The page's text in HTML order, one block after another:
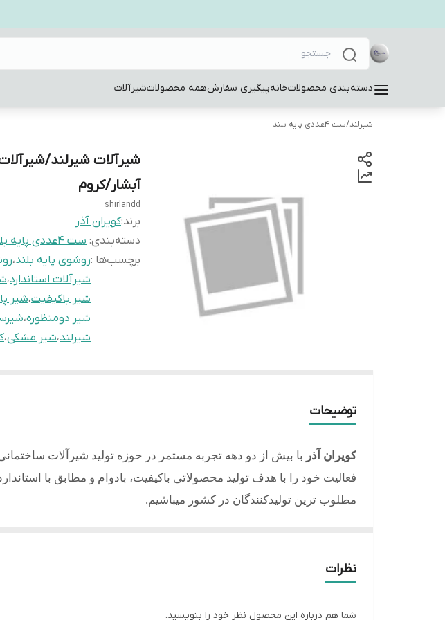
دسته‌بندی محصولاتخانهپیگیری سفارشهمه محصولاتشیرآلات
شیرلند/ست 4عددی پایه بلند
آبشار/کروم
shirlandd
برند:کویران آذر
دسته‌بندی: ست 4عددی پایه بلند
برچسب‌ها :روشوی پایه بلند،
شیرآلات استاندارد،
شیر باکیفیت،شیر
شیر دومنظوره،
شیرلند،شیر مشکی،
توضیحات
کویران آذر با بیش از دو دهه تجربه مستمر در حوزه تولید شیرآلات
فعالیت خود را با هدف تولید محصولاتی باکیفیت، بادوام و مطابق با
مطلوب ترین تولیدکنندگان در کشور میباشیم.
دسته بندی محصولاتی تولید به صورت:
1-ست 4عددی شیرآلات
نظرات
شما هم درباره این محصول نظر خود را بنویسید.